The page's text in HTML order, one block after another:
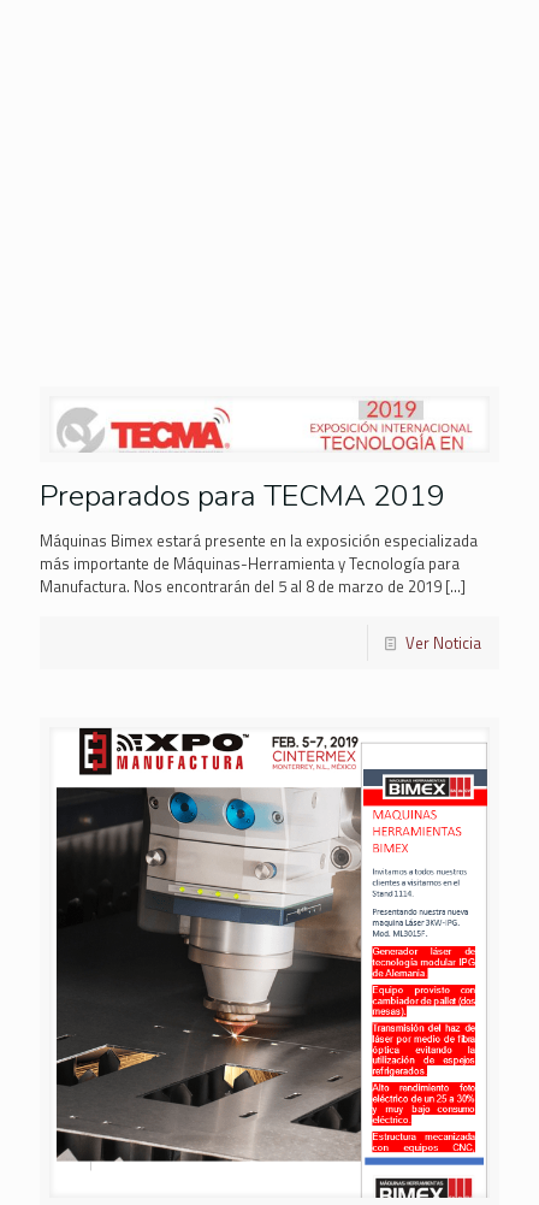
Preparados para TECMA 2019
Máquinas Bimex estará presente en la exposición especializada
más importante de Máquinas-Herramienta y Tecnología para
Manufactura. Nos encontrarán del 5 al 8 de marzo de 2019 […]
Ver Noticia